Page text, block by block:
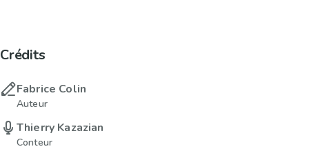
Crédits
Fabrice Colin
Auteur
Thierry Kazazian
Conteur